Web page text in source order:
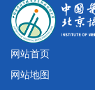
网站首页
网站地图